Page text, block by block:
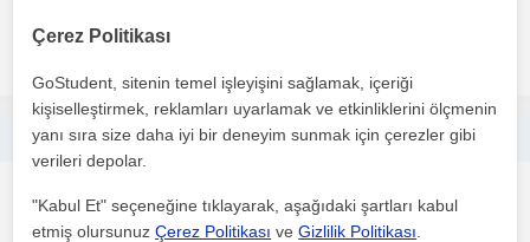
TYT/AYT ve Okul Sınavlarına Yönelik Özel Biyoloji Dersi
Biyoloji
Sivas Sehri
Çerez Politikası
GoStudent, sitenin temel işleyişini sağlamak, içeriği
kişiselleştirmek, reklamları uyarlamak ve etkinliklerini ölçmenin
yanı sıra size daha iyi bir deneyim sunmak için çerezler gibi
verileri depolar.
"Kabul Et" seçeneğine tıklayarak, aşağıdaki şartları kabul
etmiş olursunuzÇerez Politikası veGizlilik Politikası